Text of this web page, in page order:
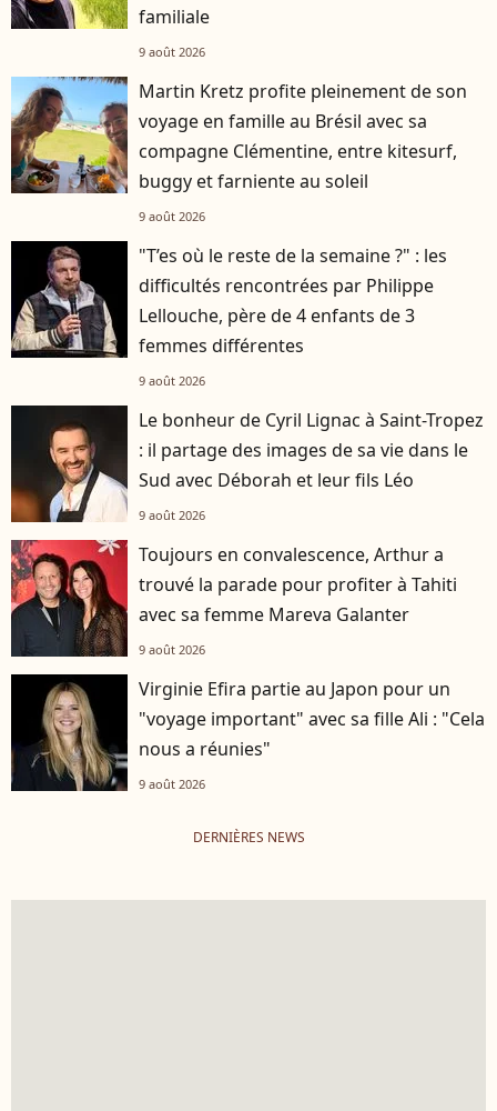
familiale
9 août 2026
Martin Kretz profite pleinement de son
voyage en famille au Brésil avec sa
compagne Clémentine, entre kitesurf,
buggy et farniente au soleil
9 août 2026
"T’es où le reste de la semaine ?" : les
difficultés rencontrées par Philippe
Lellouche, père de 4 enfants de 3
femmes différentes
9 août 2026
Le bonheur de Cyril Lignac à Saint-Tropez
: il partage des images de sa vie dans le
Sud avec Déborah et leur fils Léo
9 août 2026
Toujours en convalescence, Arthur a
trouvé la parade pour profiter à Tahiti
avec sa femme Mareva Galanter
9 août 2026
Virginie Efira partie au Japon pour un
"voyage important" avec sa fille Ali : "Cela
nous a réunies"
9 août 2026
DERNIÈRES NEWS